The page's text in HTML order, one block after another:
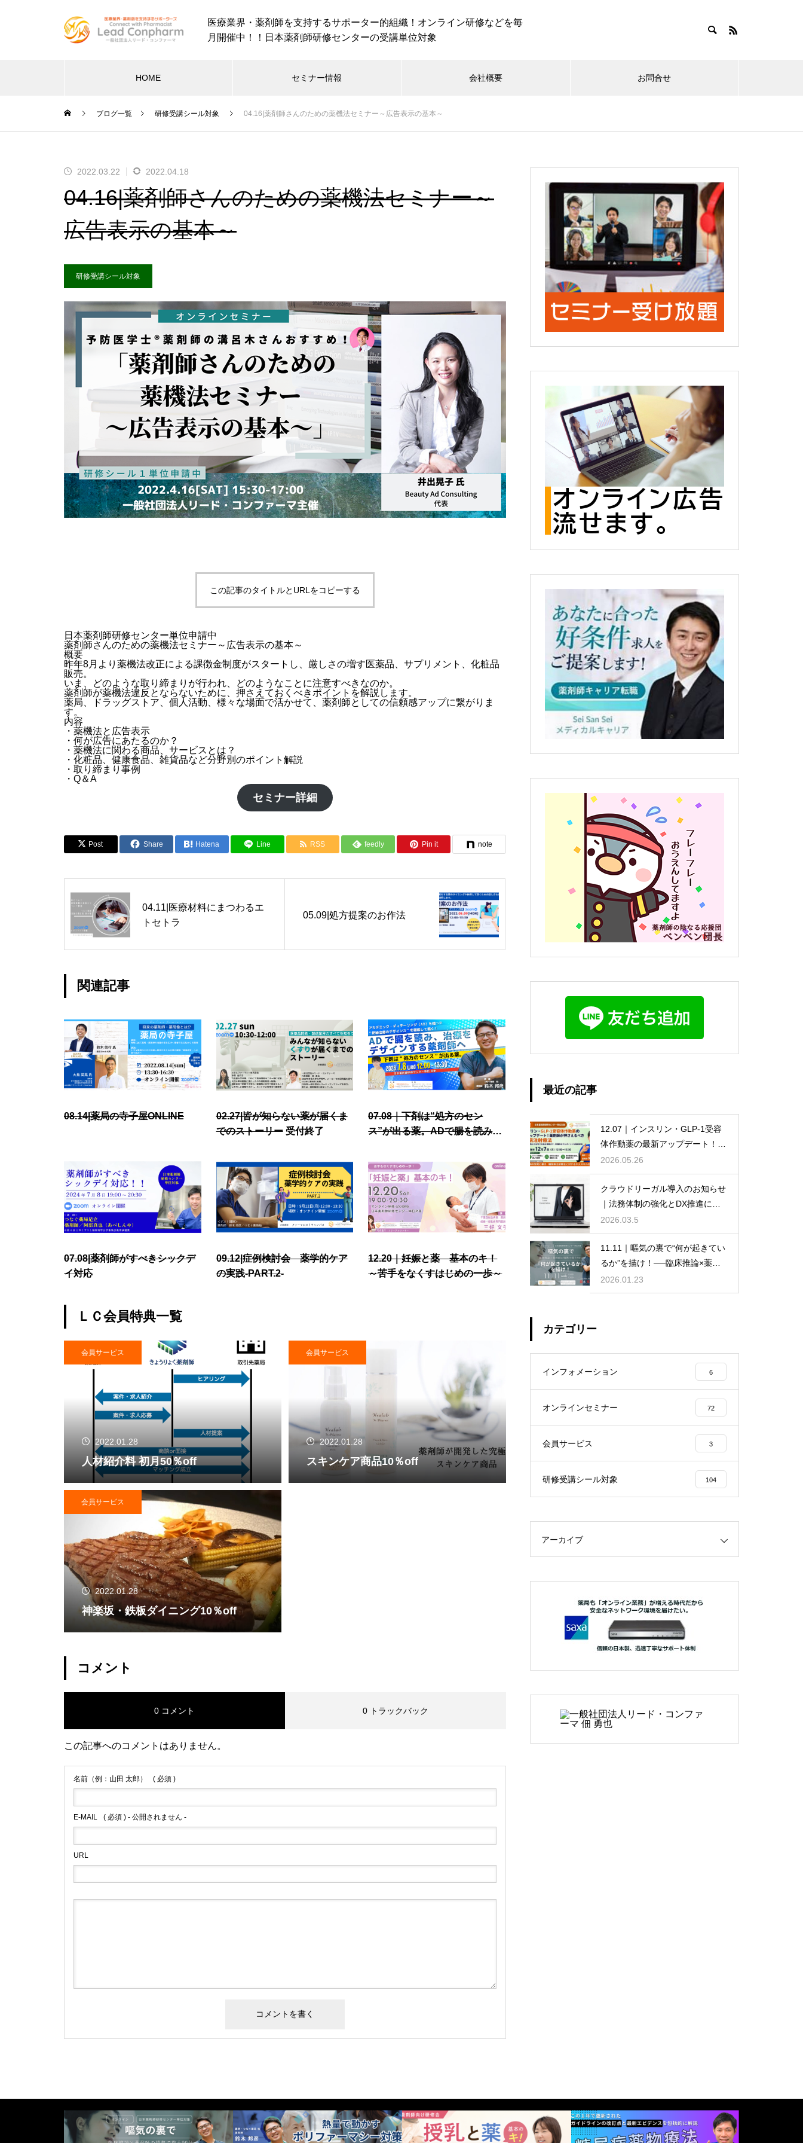
医療業界・薬剤師を支持するサポーター的組織！オンライン研修などを毎
月開催中！！日本薬剤師研修センターの受講単位対象
HOME セミナー情報 会社概要 お問合せ
新着セミナー情報
11.11｜嘔気の裏で“何が起きてい
の情熱で救う90分
10.14｜薬を減らすんじゃない。人
09.12｜授乳と薬”基本のキ！”〜
2026.01.22
09.07｜最前線 2026：糖尿病薬物
療法の完全アップデート
LC会員について 薬剤師研修をご検討の企業様へ
ブログ一覧 研修受講シール対象 04.16|薬剤師さんのための薬機法セミナー～広告表示の基本～
2022.03.22 2022.04.18
04.16|薬剤師さんのための薬機法セミナー～
広告表示の基本～
研修受講シール対象
この記事のタイトルとURLをコピーする
日本薬剤師研修センター単位申請中
薬剤師さんのための薬機法セミナー～広告表示の基本～
概要
昨年8月より薬機法改正による課徴金制度がスタートし、厳しさの増す医薬品、サプリメント、化粧品
販売。
いま、どのような取り締まりが行われ、どのようなことに注意すべきなのか。
薬剤師が薬機法違反とならないために、押さえておくべきポイントを解説します。
薬局、ドラッグストア、個人活動、様々な場面で活かせて、薬剤師としての信頼感アップに繋がりま
す。
内容
・薬機法と広告表示
・何が広告にあたるのか？
・薬機法に関わる商品、サービスとは？
・化粧品、健康食品、雑貨品など分野別のポイント解説
・取り締まり事例
・Q＆A
セミナー詳細
Post Share Hatena Line RSS feedly Pin it note
04.11|医療材料にまつわるエ
トセトラ
05.09|処方提案のお作法
関連記事
08.14|薬局の寺子屋ONLINE
02.27|皆が知らない薬が届くま
でのストーリー受付終了
07.08｜下剤は“処方のセン
ス”が出る薬。ADで腸を読み、
07.08|薬剤師がすべきシックデ
イ対応
09.12|症例検討会 薬学的ケア
の実践-PART.2-
12.20｜妊娠と薬 基本のキ！
～苦手をなくすはじめの一歩～
ＬＣ会員特典一覧
会員サービス
2022.01.28
人材紹介料 初月50％off
会員サービス
2022.01.28
スキンケア商品10％off
会員サービス
2022.01.28
神楽坂・鉄板ダイニング10％off
コメント
0 コメント 0 トラックバック
この記事へのコメントはありません。
名前（例：山田 太郎） ( 必須 )
E-MAIL ( 必須 ) - 公開されません -
URL
最近の記事
12.07｜インスリン・GLP-1受容
体作動薬の最新アップデート！薬
剤師が押さえるべき糖尿病注射療
法
2026.05.26
クラウドリーガル導入のお知らせ
｜法務体制の強化とDX推進に向
けて
2026.03.5
11.11｜嘔気の裏で“何が起きてい
るか”を描け！──臨床推論×薬剤
師の情熱で救う90分
2026.01.23
カテゴリー
インフォメーション 6
オンラインセミナー 72
会員サービス 3
研修受講シール対象 104
アーカイブ